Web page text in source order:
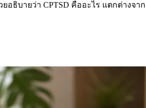
ธิบายว่า CPTSD คืออะไร แตกต่าง